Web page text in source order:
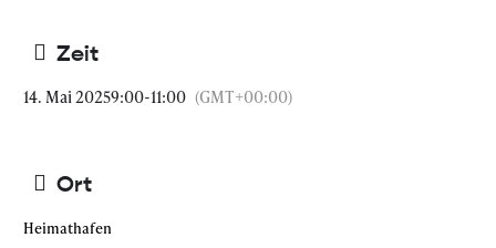
Zeit
14. Mai 20259:00-11:00 (GMT+00:00)
Ort
Heimathafen